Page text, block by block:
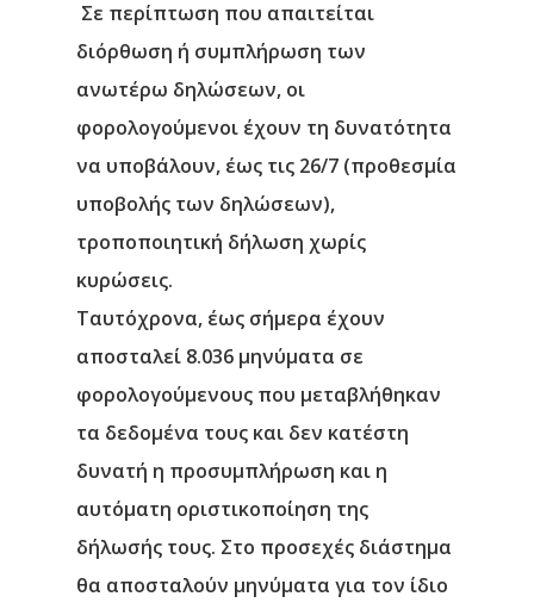
Σε περίπτωση που απαιτείται
διόρθωση ή συμπλήρωση των
ανωτέρω δηλώσεων, οι
φορολογούμενοι έχουν τη δυνατότητα
να υποβάλουν, έως τις 26/7 (προθεσμία
υποβολής των δηλώσεων),
τροποποιητική δήλωση χωρίς
κυρώσεις.
Ταυτόχρονα, έως σήμερα έχουν
αποσταλεί 8.036 μηνύματα σε
φορολογούμενους που μεταβλήθηκαν
τα δεδομένα τους και δεν κατέστη
δυνατή η προσυμπλήρωση και η
αυτόματη οριστικοποίηση της
δήλωσής τους. Στο προσεχές διάστημα
θα αποσταλούν μηνύματα για τον ίδιο
Αρχική
Νέα
Επικοινωνία